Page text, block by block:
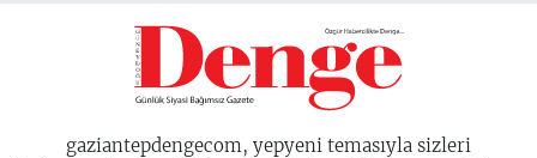
gaziantepdengecom, yepyeni temasıyla sizleri